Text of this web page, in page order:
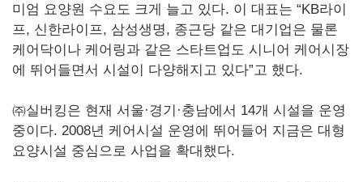
미엄 요양원 수요도 크게 늘고 있다. 이 대표는 “KB라이
프, 신한라이프, 삼성생명, 종근당 같은 대기업은 물론
케어닥이나 케어링과 같은 스타트업도 시니어 케어시장
에 뛰어들면서 시설이 다양해지고 있다”고 했다.
㈜실버킹은 현재 서울·경기·충남에서 14개 시설을 운영
중이다. 2008년 케어시설 운영에 뛰어들어 지금은 대형
요양시설 중심으로 사업을 확대했다.